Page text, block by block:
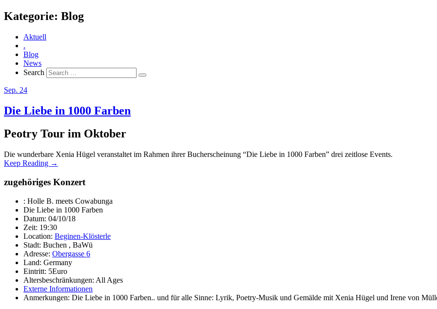
Kategorie: Blog
Aktuell
.
Blog
News
Search
Sep. 24
Die Liebe in 1000 Farben
Peotry Tour im Oktober
Die wunderbare Xenia Hügel veranstaltet im Rahmen ihrer Bucherscheinung “Die Liebe in 1000 Farben” drei zeitlose Events.
Keep Reading →
zugehöriges Konzert
: Holle B. meets Cowabunga
Die Liebe in 1000 Farben
Datum: 04/10/18
Zeit: 19:30
Location: Beginen-Klösterle
Stadt: Buchen , BaWü
Adresse: Obergasse 6
Land: Germany
Eintritt: 5Euro
Altersbeschränkungen: All Ages
Externe Informationen
Anmerkungen: Die Liebe in 1000 Farben.. und für alle Sinne: Lyrik, Poetry-Musik und Gemälde mit Xenia Hügel und Irene von